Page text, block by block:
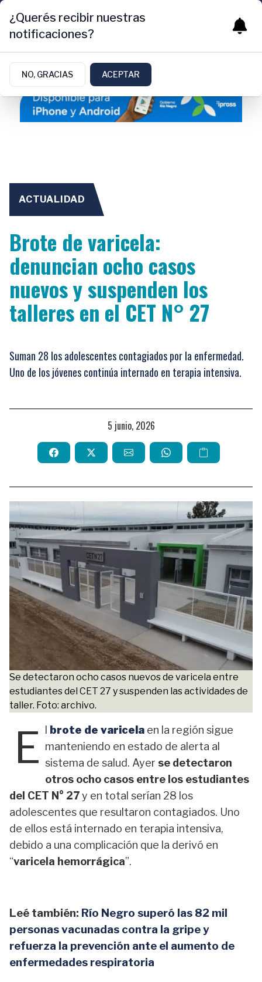
ACTUALIDAD
Brote de varicela:
denuncian ocho casos
nuevos y suspenden los
talleres en el CET N° 27
Suman 28 los adolescentes contagiados por la enfermedad.
Uno de los jóvenes continúa internado en terapia intensiva.
5 junio, 2026
Se detectaron ocho casos nuevos de varicela entre
estudiantes del CET 27 y suspenden las actividades de
taller. Foto: archivo.
E brote de varicela en la región sigue
manteniendo en estado de alerta al
sistema de salud. Ayer se detectaron
otros ocho casos entre los estudiantes
del CET N° 27y en total serían 28 los
adolescentes que resultaron contagiados. Uno
de ellos está internado en terapia intensiva,
debido a una complicación que la derivó en
“varicela hemorrágica”.
Leé también: Río Negro superó las 82 mil
personas vacunadas contra la gripe y
refuerza la prevención ante el aumento de
enfermedades respiratoria
¿Querés recibir nuestras
notificaciones?
NO, GRACIAS ACEPTAR